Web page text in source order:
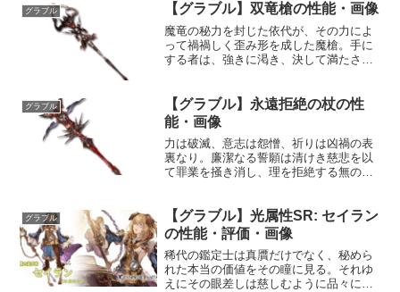
解放段階闇剣10HP攻撃力
MAXLv145175775奥義オ...
グラブル 【グラブル】双竜槍の性能・画像
魔竜の秘力を封じた依代が、その力によ
って禍禍しく歪み形を成した魔槍。手に
する者は、強きに渇き、決して満たされ
MAXLv2632395100奥義双竜覇敵に闇属
性4.5倍ダメージ〔減衰値...
グラブル
【グラブル】永遠拒絶の杖の性
能・画像
力は破滅、意志は怨憎、祈りは凶禍の表
裏なり。廉潔なる誓願は清けき慈悲を以
て罪業を掻き消し、理を拒絶する無の極
MAXLv4203140200奥義アポカリプス・
グレイシア敵に水属性5....
グラブル
【グラブル】光属性SR: セイラン
の性能・評価・画像
稀代の鑑定士は真贋だけでなく、秘めら
れた本当の価値をその瞳に見る。それゆ
えにその眼差しは慈しむように品々に注